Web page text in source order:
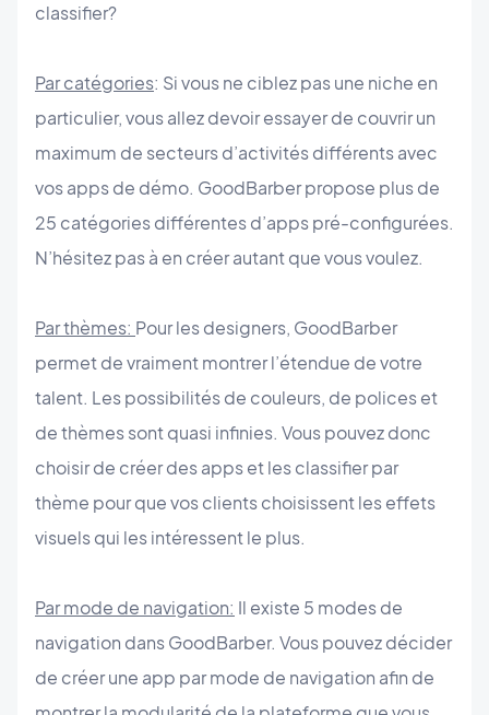
classifier?
Par catégories: Si vous ne ciblez pas une niche en
particulier, vous allez devoir essayer de couvrir un
maximum de secteurs d’activités différents avec
vos apps de démo. GoodBarber propose plus de
25 catégories différentes d’apps pré-configurées.
N’hésitez pas à en créer autant que vous voulez.
Par thèmes: Pour les designers, GoodBarber
permet de vraiment montrer l’étendue de votre
talent. Les possibilités de couleurs, de polices et
de thèmes sont quasi infinies. Vous pouvez donc
choisir de créer des apps et les classifier par
thème pour que vos clients choisissent les effets
visuels qui les intéressent le plus.
Par mode de navigation: Il existe 5 modes de
navigation dans GoodBarber. Vous pouvez décider
de créer une app par mode de navigation afin de